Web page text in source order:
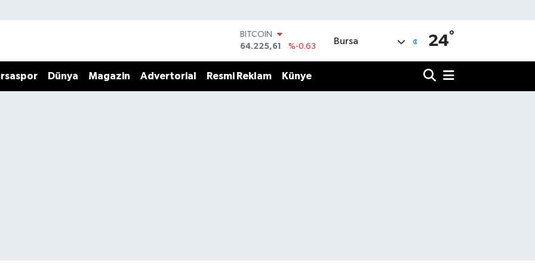
BITCOIN
64.225,61
%-0.63
EURO
55,0406
%-0.08
Bursa 24°
Dünya Magazin Advertorial Resmi Reklam Künye